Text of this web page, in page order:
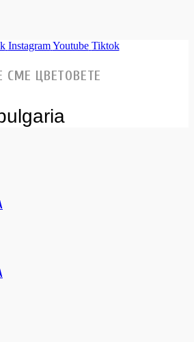
Instagram Youtube Tiktok
СМЕ ЦВЕТОВЕТЕ